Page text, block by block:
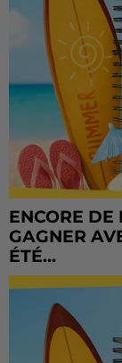
ENCORE DE
GAGNER
ÉTÉ...